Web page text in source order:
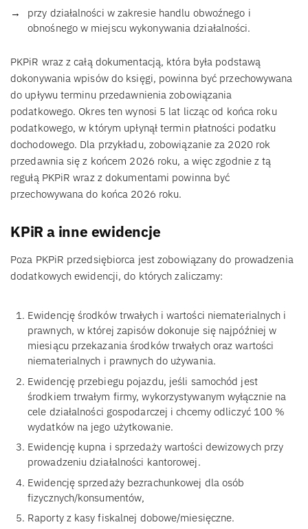
przy działalności w zakresie handlu obwoźnego i
obnośnego w miejscu wykonywania działalności.
PKPiR wraz z całą dokumentacją, która była podstawą
dokonywania wpisów do księgi, powinna być przechowywana
do upływu terminu przedawnienia zobowiązania
podatkowego. Okres ten wynosi 5 lat licząc od końca roku
podatkowego, w którym upłynął termin płatności podatku
dochodowego. Dla przykładu, zobowiązanie za 2020 rok
przedawnia się z końcem 2026 roku, a więc zgodnie z tą
regułą PKPiR wraz z dokumentami powinna być
przechowywana do końca 2026 roku.
KPiR a inne ewidencje
Poza PKPiR przedsiębiorca jest zobowiązany do prowadzenia
dodatkowych ewidencji, do których zaliczamy:
Ewidencję środków trwałych i wartości niematerialnych i
prawnych, w której zapisów dokonuje się najpóźniej w
miesiącu przekazania środków trwałych oraz wartości
niematerialnych i prawnych do używania.
Ewidencję przebiegu pojazdu, jeśli samochód jest
środkiem trwałym firmy, wykorzystywanym wyłącznie na
cele działalności gospodarczej i chcemy odliczyć 100 %
wydatków na jego użytkowanie.
Ewidencję kupna i sprzedaży wartości dewizowych przy
prowadzeniu działalności kantorowej.
Ewidencję sprzedaży bezrachunkowej dla osób
fizycznych/konsumentów,
Raporty z kasy fiskalnej dobowe/miesięczne.